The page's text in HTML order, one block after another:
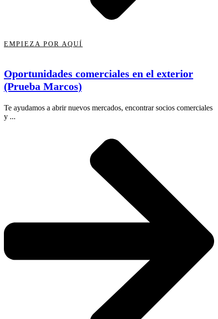
EMPIEZA POR AQUÍ
Oportunidades comerciales en el exterior
(Prueba Marcos)
Te ayudamos a abrir nuevos mercados, encontrar socios comerciales
y ...